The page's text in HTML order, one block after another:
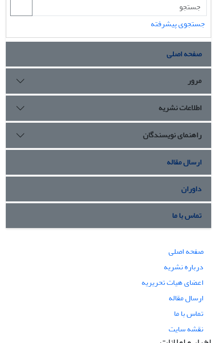
جستجوی پیشرفته
صفحه اصلی
مرور
اطلاعات نشریه
راهنمای نویسندگان
ارسال مقاله
داوران
تماس با ما
صفحه اصلی
درباره نشریه
اعضای هیات تحریریه
ارسال مقاله
تماس با ما
نقشه سایت